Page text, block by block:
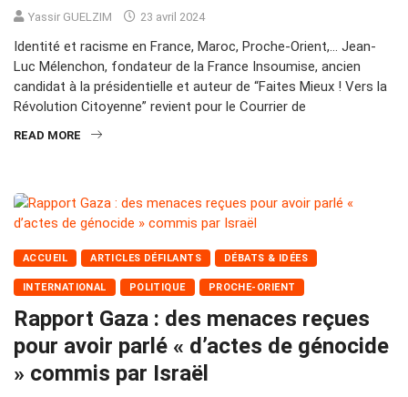
Yassir GUELZIM 23 avril 2024
Identité et racisme en France, Maroc, Proche-Orient,… Jean-
Luc Mélenchon, fondateur de la France Insoumise, ancien
candidat à la présidentielle et auteur de “Faites Mieux ! Vers la
Révolution Citoyenne” revient pour le Courrier de
READ MORE
ACCUEIL ARTICLES DÉFILANTS DÉBATS & IDÉES
INTERNATIONAL POLITIQUE PROCHE-ORIENT
Rapport Gaza : des menaces reçues
pour avoir parlé « d’actes de génocide
» commis par Israël